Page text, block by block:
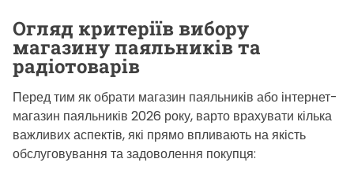
Огляд критеріїв вибору
магазину паяльників та
радіотоварів
Перед тим як обрати магазин паяльників або інтернет-
магазин паяльників 2026 року, варто врахувати кілька
важливих аспектів, які прямо впливають на якість
обслуговування та задоволення покупця: